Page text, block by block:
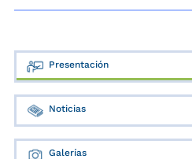
Presentación
Noticias
Galerías